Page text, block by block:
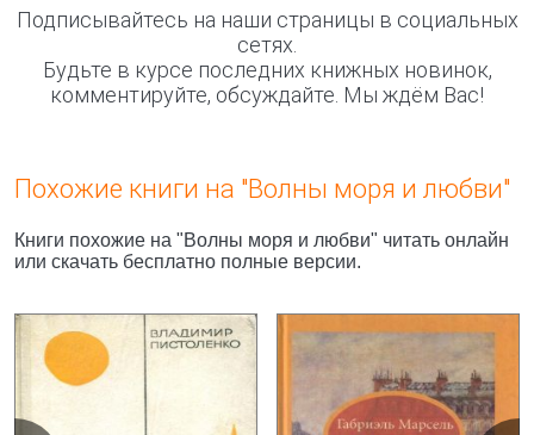
Подписывайтесь на наши страницы в социальных
сетях.
Будьте в курсе последних книжных новинок,
комментируйте, обсуждайте. Мы ждём Вас!
Похожие книги на "Волны моря и любви"
Книги похожие на "Волны моря и любви" читать онлайн
или скачать бесплатно полные версии.